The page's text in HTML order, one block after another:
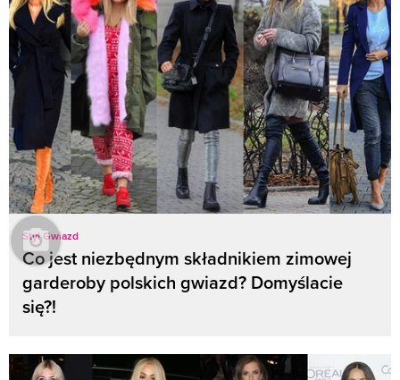
Styl Gwiazd
Co jest niezbędnym składnikiem zimowej
garderoby polskich gwiazd? Domyślacie
się?!